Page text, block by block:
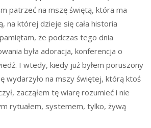
patrzeć na mszę świętą, która ma
na której dzieje się cała historia
że podczas tego dnia
była adoracja, konferencja o
I wtedy, kiedy już byłem poruszony
wydarzyło na mszy świętej, którą ktoś
zacząłem tę wiarę rozumieć i nie
rytuałem, systemem, tylko, żywą